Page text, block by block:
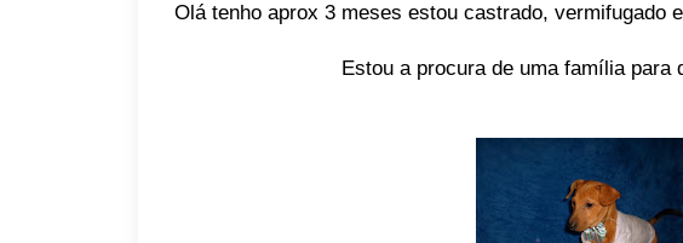
Olá tenho aprox 3 meses estou castrado, vermifugado
Estou a procura de uma família para